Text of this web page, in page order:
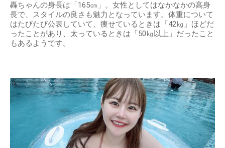
轟ちゃんの身長は「165㎝」。女性としてはなかなかの高身
長で、スタイルの良さも魅力となっています。体重について
はたびたび公表していて、痩せているときは「42㎏」ほどだ
ったことがあり、太っているときは「50㎏以上」だったこと
もあるようです。